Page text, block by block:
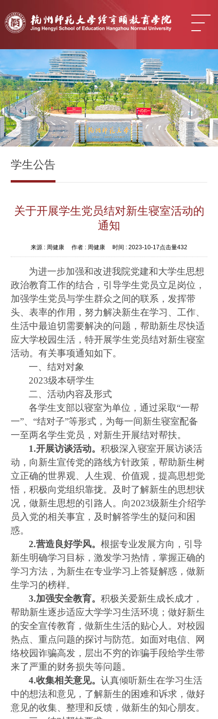
学生公告
关于开展学生党员结对新生寝室活动的
通知
来源 : 周健康 作者 : 周健康 时间 : 2023-10-17 点击量432
为进一步加强和改进我院党建和大学生思想
政治教育工作的结合， 引导学生党员立足岗位，
加强学生党员与学生群众之间的联系，发挥带
头、表率的作用 ，努力解决新生在学习、工作、
生活中最迫切需要解决的问题，帮助新生尽快适
应大学校园生活，特开展学生党员结对新生寝室
活动。有关事项通知如下。
一、结对对象
2023级本研学生
二、活动内容及形式
各学生支部以寝室为单位，通过采取“一帮
一”、“结对子”等形式，为每一间新生寝室配备
一至两名学生党员，对新生开展结对帮扶。
1.开展访谈活动。积极深入寝室开展访谈活
动，向新生宣传党的路线方针政策，帮助新生树
立正确的世界观、人生观、价值观，提高思想觉
悟，积极向党组织靠拢。及时了解新生的思想状
况，做新生思想的引路人。向2023级新生介绍学
员入党的相关事宜，及时解答学生的疑问和困
惑。
2.营造良好学风。根据专业发展方向，引导
新生明确学习目标，激发学习热情，掌握正确的
学习方法，为新生在专业学习上答疑解惑，做新
生学习的榜样。
3.加强安全教育。积极关爱新生成长成才，
帮助新生逐步适应大学学习生活环境；做好新生
的安全宣传教育，做新生生活的贴心人。 对校园
热点、重点问题的探讨与防范。如面对电信、网
络校园诈骗高发，层出不穷的诈骗手段给学生带
来了严重的财务损失等问题。
4.收集相关意见。认真倾听新生在学习生活
中的想法和意见，了解新生的困难和诉求，做好
意见的收集、整理和反馈，做新生的知心朋友。